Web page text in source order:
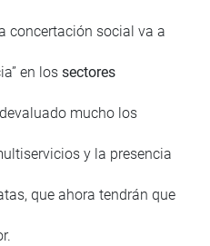
concertación social va a
en lossectores
mucho los
y la presencia
que ahora tendrán que